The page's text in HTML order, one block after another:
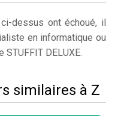
dessus ont échoué, il
en informatique ou
DELUXE.
similaires à Z